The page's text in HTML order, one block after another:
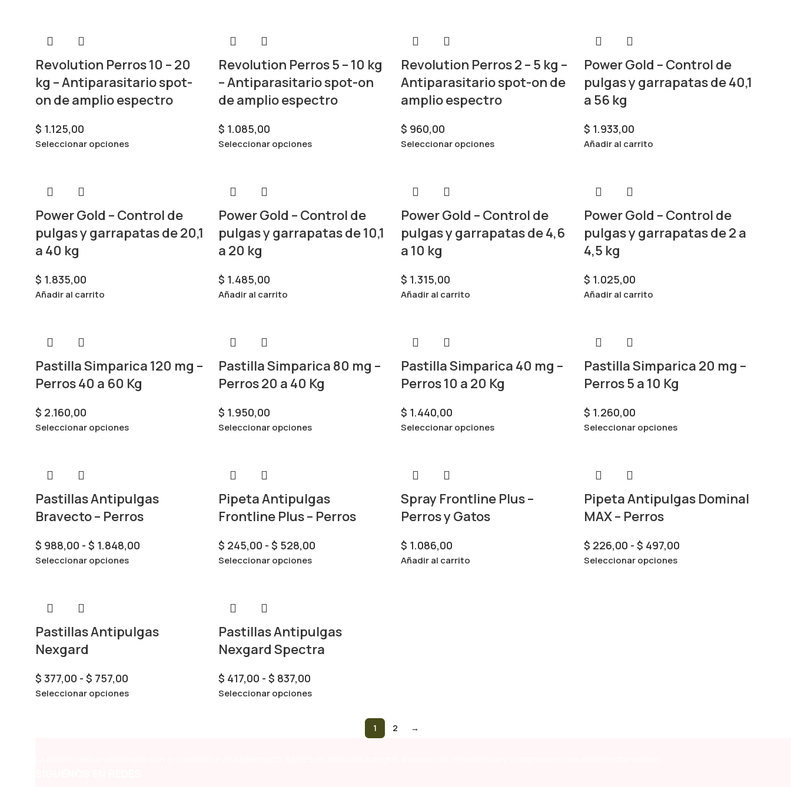
Revolution Perros 10 – 20
kg – Antiparasitario spot-
on de amplio espectro
$ 1.125,00
Seleccionar opciones
Revolution Perros 5 – 10 kg
– Antiparasitario spot-on
de amplio espectro
$ 1.085,00
Seleccionar opciones
Revolution Perros 2 – 5 kg –
Antiparasitario spot-on de
amplio espectro
$ 960,00
Seleccionar opciones
Power Gold – Control de
pulgas y garrapatas de 40,1
a 56 kg
$ 1.933,00
Añadir al carrito
Power Gold – Control de
pulgas y garrapatas de 20,1
a 40 kg
$ 1.835,00
Añadir al carrito
Power Gold – Control de
pulgas y garrapatas de 10,1
a 20 kg
$ 1.485,00
Añadir al carrito
Power Gold – Control de
pulgas y garrapatas de 4,6
a 10 kg
$ 1.315,00
Añadir al carrito
Power Gold – Control de
pulgas y garrapatas de 2 a
4,5 kg
$ 1.025,00
Añadir al carrito
Pastilla Simparica 120 mg –
Perros 40 a 60 Kg
$ 2.160,00
Seleccionar opciones
Pastilla Simparica 80 mg –
Perros 20 a 40 Kg
$ 1.950,00
Seleccionar opciones
Pastilla Simparica 40 mg –
Perros 10 a 20 Kg
$ 1.440,00
Seleccionar opciones
Pastilla Simparica 20 mg –
Perros 5 a 10 Kg
$ 1.260,00
Seleccionar opciones
Pastillas Antipulgas
Bravecto – Perros
$ 988,00 - $ 1.848,00
Seleccionar opciones
Pipeta Antipulgas
Frontline Plus – Perros
$ 245,00 - $ 528,00
Seleccionar opciones
Spray Frontline Plus –
Perros y Gatos
$ 1.086,00
Añadir al carrito
Pipeta Antipulgas Dominal
MAX – Perros
$ 226,00 - $ 497,00
Seleccionar opciones
Pastillas Antipulgas
Nexgard
$ 377,00 - $ 757,00
Seleccionar opciones
Pastillas Antipulgas
Nexgard Spectra
$ 417,00 - $ 837,00
Seleccionar opciones
1 2 →